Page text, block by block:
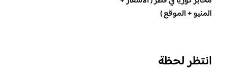
المنيو + الموقع )
انتظر لحظة